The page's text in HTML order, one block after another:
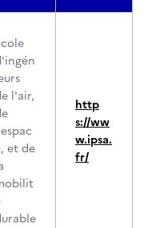
l'air,
et de
http
s://ww
w.ipsa.
fr/